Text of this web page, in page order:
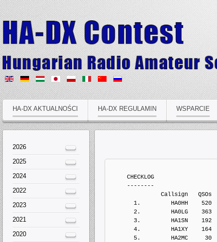
HA-DX AKTUALNOŚCI HA-DX REGULAMIN WSPARCIE
CHECKLOG
--------
Callsign   QSOs  Points
1.         HA0HH    520
2.         HA0LG    363
3.         HA1SN    192
4.         HA1XY    164
5.         HA2MC     30
2026
2025
2024
2022
2023
2021
2020